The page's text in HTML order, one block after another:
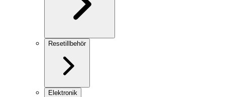
Resetillbehör
Elektronik